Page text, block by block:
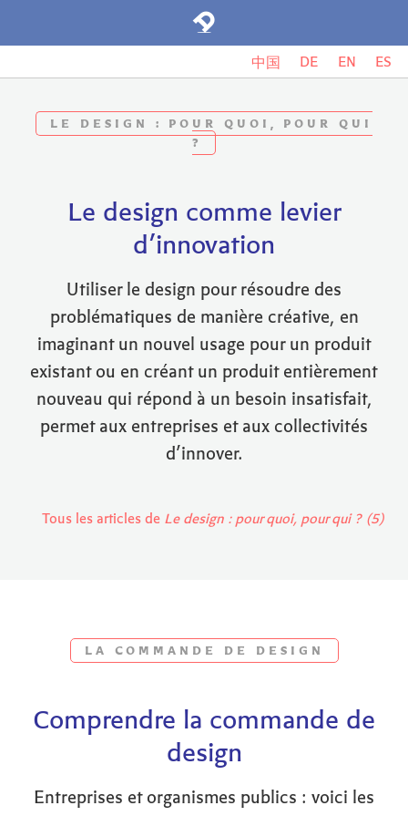
中国 DE EN ES
LE DESIGN : POUR QUOI, POUR QUI
?
Le design comme levier
d’innovation
Utiliser le design pour résoudre des
problématiques de manière créative, en
imaginant un nouvel usage pour un produit
existant ou en créant un produit entièrement
nouveau qui répond à un besoin insatisfait,
permet aux entreprises et aux collectivités
d’innover.
Tous les articles de Le design : pour quoi, pour qui ? (5)
LA COMMANDE DE DESIGN
Comprendre la commande de
design
Entreprises et organismes publics : voici les